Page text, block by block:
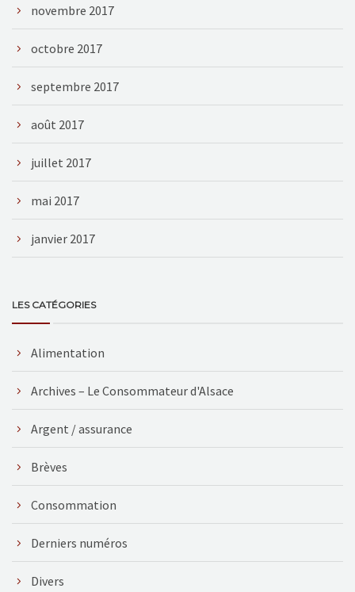
novembre 2017
octobre 2017
septembre 2017
août 2017
juillet 2017
mai 2017
janvier 2017
LES CATÉGORIES
Alimentation
Archives – Le Consommateur d'Alsace
Argent / assurance
Brèves
Consommation
Derniers numéros
Divers